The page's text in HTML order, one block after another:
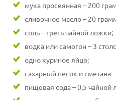
мука просеянная – 200
сливочное масло – 20
соль – треть чайной ложки;
водка или самогон – 3
одно куриное яйцо;
сахарный песок и сметана
пищевая сода – 0,5 чайной